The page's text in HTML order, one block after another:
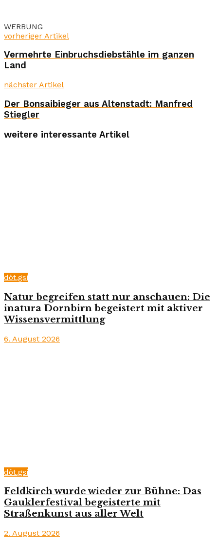
WERBUNG
vorheriger Artikel
Vermehrte Einbruchsdiebstähle im ganzen
Land
nächster Artikel
Der Bonsaibieger aus Altenstadt: Manfred
Stiegler
weitere interessante Artikel
döt.gsi
Natur begreifen statt nur anschauen: Die
inatura Dornbirn begeistert mit aktiver
Wissensvermittlung
6. August 2026
döt.gsi
Feldkirch wurde wieder zur Bühne: Das
Gauklerfestival begeisterte mit
Straßenkunst aus aller Welt
2. August 2026